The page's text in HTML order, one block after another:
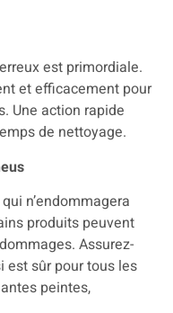
est primordiale.
et efficacement pour
Une action rapide
de nettoyage.
n’endommagera
produits peuvent
Assurez-
est sûr pour tous les
peintes,